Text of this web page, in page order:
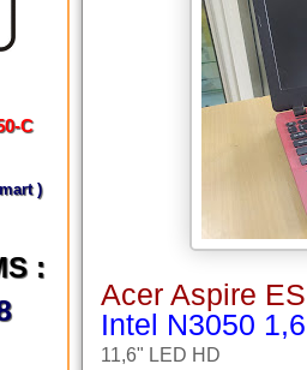
C
)
:
Acer Aspire
Intel N3050
11,6" LED HD